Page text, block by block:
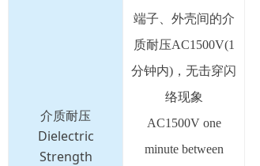
介质耐压
Dielectric
Strength
端子、外壳间的介
质耐压AC1500V(1
分钟内)，无击穿闪
络现象
AC1500V one
minute between